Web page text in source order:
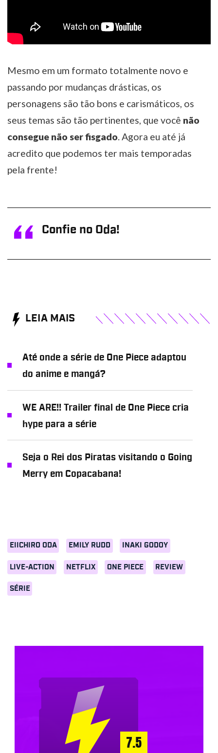
Mesmo em um formato totalmente novo e
passando por mudanças drásticas, os
personagens são tão bons e carismáticos, os
seus temas são tão pertinentes, que você não
consegue não ser fisgado. Agora eu até já
acredito que podemos ter mais temporadas
pela frente!
Confie no Oda!
EIICHIRO ODA EMILY RUDD INAKI GODOY
LIVE-ACTION NETFLIX ONE PIECE REVIEW
SÉRIE
LEIA MAIS
Até onde a série de One Piece adaptou
do anime e mangá?
WE ARE!! Trailer final de One Piece cria
hype para a série
Seja o Rei dos Piratas visitando o Going
Merry em Copacabana!
7.5